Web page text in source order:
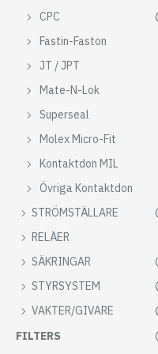
CPC
Fastin-Faston
JT / JPT
Mate-N-Lok
Superseal
Molex Micro-Fit
Kontaktdon MIL
Övriga Kontaktdon
STRÖMSTÄLLARE
RELÄER
SÄKRINGAR
STYRSYSTEM
VAKTER/GIVARE
FILTERS